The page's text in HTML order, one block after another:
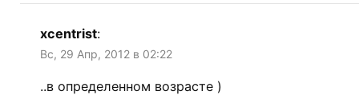
xcentrist:
Вс, 29 Апр, 2012 в 02:22
..в определенном возрасте )